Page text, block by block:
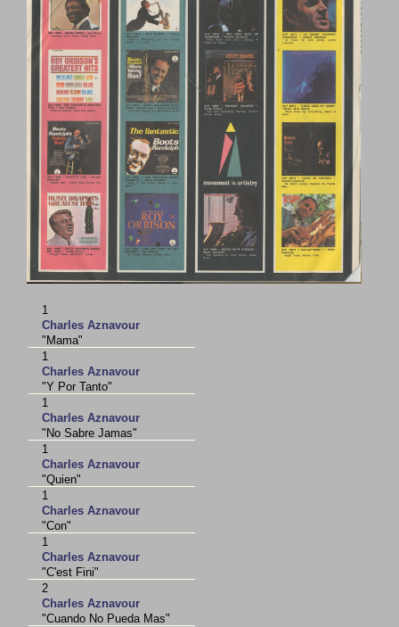
1
Charles Aznavour
"Mama"
1
Charles Aznavour
"Y Por Tanto"
1
Charles Aznavour
"No Sabre Jamas"
1
Charles Aznavour
"Quien"
1
Charles Aznavour
"Con"
1
Charles Aznavour
"C'est Fini"
2
Charles Aznavour
"Cuando No Pueda Mas"